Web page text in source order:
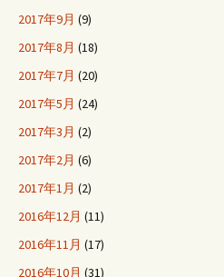
2017年9月 (9)
2017年8月 (18)
2017年7月 (20)
2017年5月 (24)
2017年3月 (2)
2017年2月 (6)
2017年1月 (2)
2016年12月 (11)
2016年11月 (17)
2016年10月 (31)